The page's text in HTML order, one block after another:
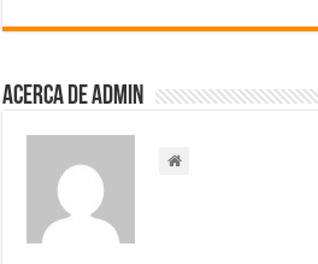
Acerca de admin